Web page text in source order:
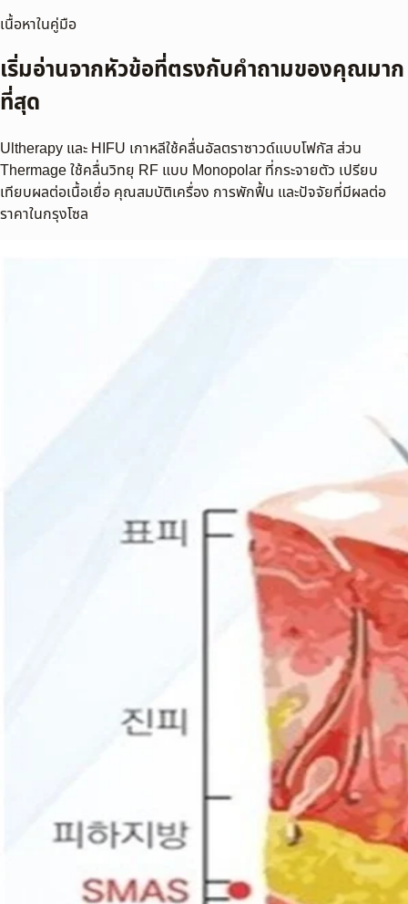
เนื้อหาในคู่มือ
เริ่มอ่านจากหัวข้อที่ตรงกับคำถามของคุณมาก
ที่สุด
Ultherapy และ HIFU เกาหลีใช้คลื่นอัลตราซาวด์แบบโฟกัส ส่วน
Thermage ใช้คลื่นวิทยุ RF แบบ Monopolar ที่กระจายตัว เปรียบ
เทียบผลต่อเนื้อเยื่อ คุณสมบัติเครื่อง การพักฟื้น และปัจจัยที่มีผลต่อ
ราคาในกรุงโซล